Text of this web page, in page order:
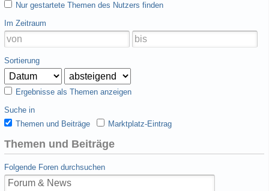
Nur gestartete Themen des Nutzers finden
Im Zeitraum
Sortierung
Ergebnisse als Themen anzeigen
Suche in
Themen und Beiträge
Marktplatz-Eintrag
Themen und Beiträge
Folgende Foren durchsuchen